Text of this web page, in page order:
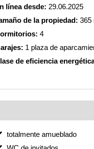
línea desde: 29.06.2025
de la propiedad: 365
4
1 plaza de
de eficiencia
totalmente amueblado